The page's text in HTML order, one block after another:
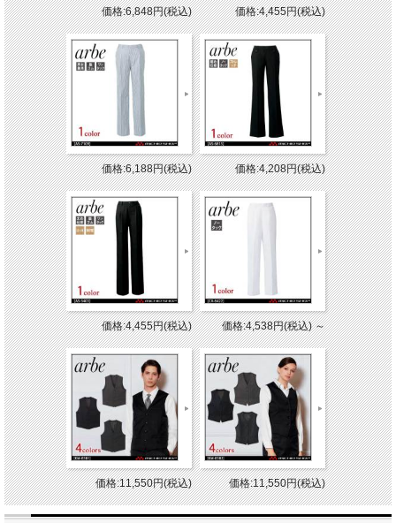
価格:6,848円(税込) 価格:4,455円(税込)
価格:6,188円(税込) 価格:4,208円(税込)
価格:4,455円(税込) 価格:4,538円(税込)～
価格:11,550円(税込) 価格:11,550円(税込)